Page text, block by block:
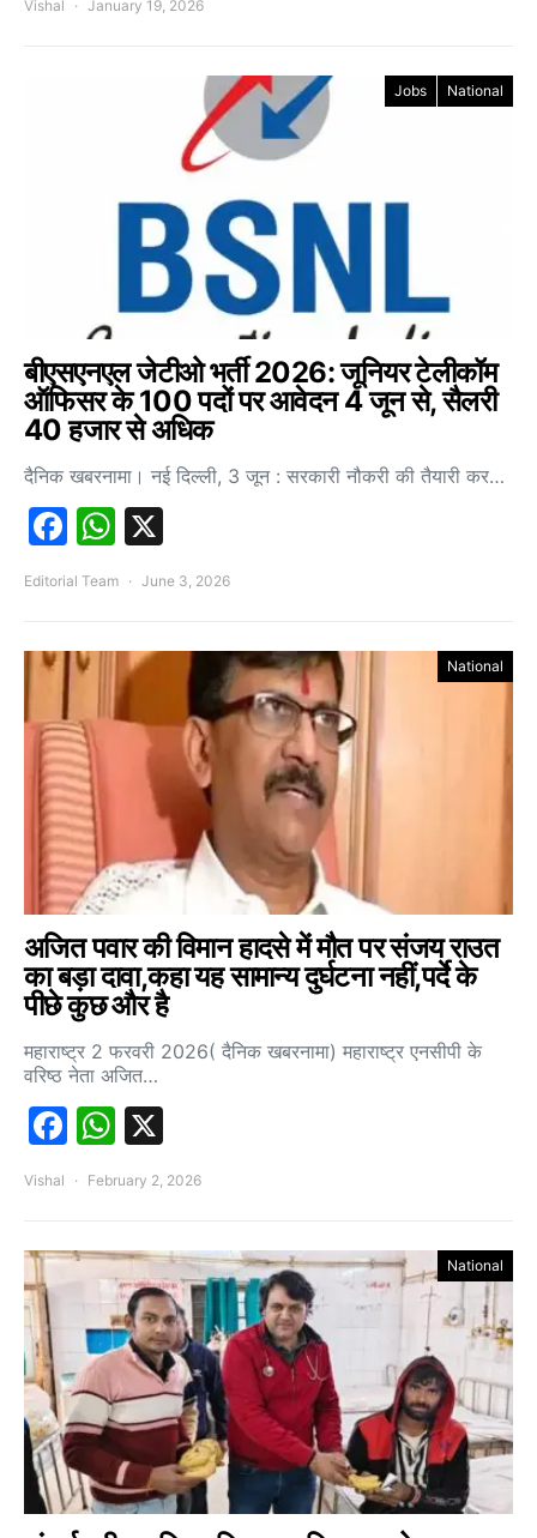
Vishal January 19, 2026
Jobs National
बीएसएनएल जेटीओ भर्ती 2026: जूनियर टेलीकॉम
ऑफिसर के 100 पदों पर आवेदन 4 जून से, सैलरी
40 हजार से अधिक
दैनिक खबरनामा। नई दिल्ली, 3 जून : सरकारी नौकरी की तैयारी कर…
Facebook
WhatsApp
Editorial Team June 3, 2026
National
अजित पवार की विमान हादसे में मौत पर संजय राउत
का बड़ा दावा,कहा यह सामान्य दुर्घटना नहीं,पर्दे के
पीछे कुछ और है
महाराष्ट्र 2 फरवरी 2026( दैनिक खबरनामा) महाराष्ट्र एनसीपी के
वरिष्ठ नेता अजित…
Facebook
WhatsApp
Vishal February 2, 2026
National